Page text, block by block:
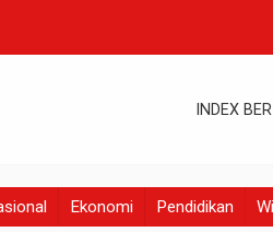
INDEX
Ekonomi Pendidikan